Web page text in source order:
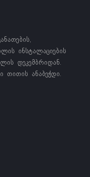
ინსტალაციების
დეკემბრიდან.
თითის ანაბეჭდი.